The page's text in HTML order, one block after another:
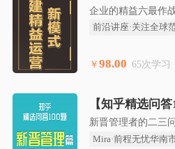
企业的精益六最作
前沿讲座·关注全球
￥98.00 65次学习
新晋管理者的二三
Mira·前程无忧华南